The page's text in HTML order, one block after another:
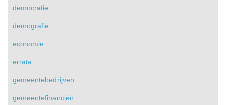
democratie
demografie
economie
errata
gemeentebedrijven
gemeentefinanciën